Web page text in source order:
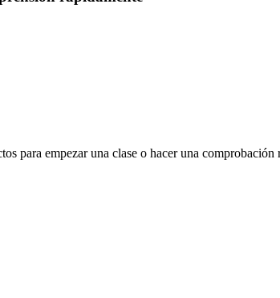
para empezar una clase o hacer una comprobación